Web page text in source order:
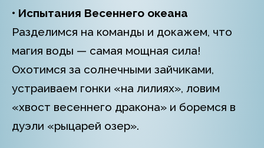
• Испытания Весеннего океана
Разделимся на команды и докажем, что
магия воды — самая мощная сила!
Охотимся за солнечными зайчиками,
устраиваем гонки «на лилиях», ловим
«хвост весеннего дракона» и боремся в
дуэли «рыцарей озер».